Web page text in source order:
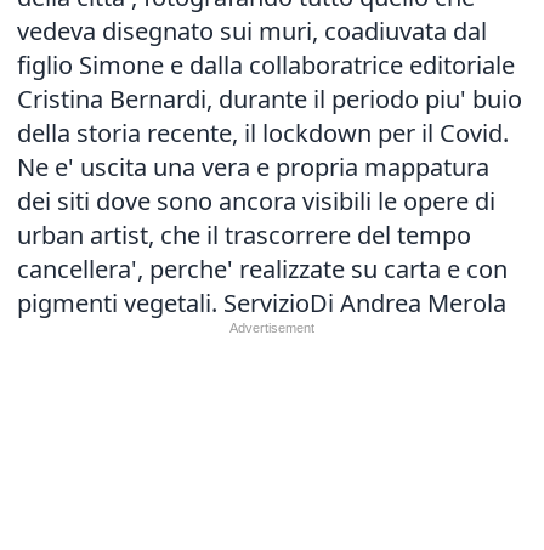
vedeva disegnato sui muri, coadiuvata dal
figlio Simone e dalla collaboratrice editoriale
Cristina Bernardi, durante il periodo piu' buio
della storia recente, il lockdown per il Covid.
Ne e' uscita una vera e propria mappatura
dei siti dove sono ancora visibili le opere di
urban artist, che il trascorrere del tempo
cancellera', perche' realizzate su carta e con
pigmenti vegetali. ServizioDi Andrea Merola